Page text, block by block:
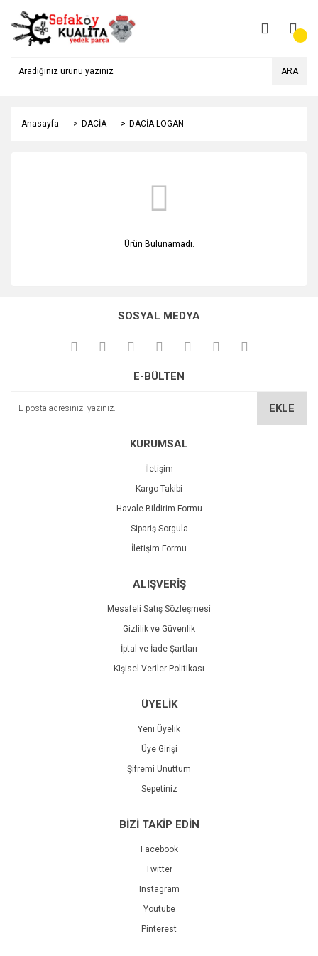
ARA
Anasayfa DACİA DACİA LOGAN
Ürün Bulunamadı.
SOSYAL MEDYA
E-BÜLTEN
EKLE
KURUMSAL
İletişim
Kargo Takibi
Havale Bildirim Formu
Sipariş Sorgula
İletişim Formu
ALIŞVERİŞ
Mesafeli Satış Sözleşmesi
Gizlilik ve Güvenlik
İptal ve İade Şartları
Kişisel Veriler Politikası
ÜYELİK
Yeni Üyelik
Üye Girişi
Şifremi Unuttum
Sepetiniz
BİZİ TAKİP EDİN
Facebook
Twitter
Instagram
Youtube
Pinterest